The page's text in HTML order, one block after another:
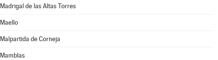
Madrigal de las Altas Torres
Maello
Malpartida de Corneja
Mamblas